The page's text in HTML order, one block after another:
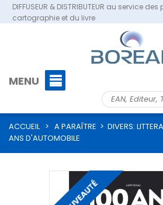
DIFFUSEUR & DISTRIBUTEUR au service
cartographie et du livre
MENU
ACCUEIL > A PARAÎTRE > DIVERS:
ANS D'AUTOMOBILE